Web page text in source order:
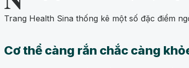
Trang Health Sina thống kê một số đặc điểm
Cơ thể càng rắn chắc càng